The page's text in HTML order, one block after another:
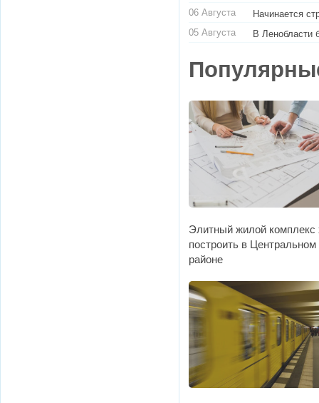
06 Августа
Начинается
05 Августа
В Ленобласти
Элитный жилой комплекс
построить в Центральном
районе